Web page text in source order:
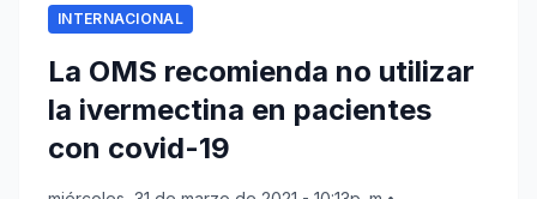
INTERNACIONAL
La OMS recomienda no utilizar
la ivermectina en pacientes
con covid-19